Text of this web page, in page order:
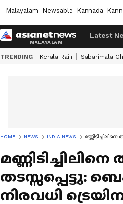
Malayalam Newsable Kannada
Latest
TRENDING : Kerala Rain Sabarimala
HOME NEWS INDIA NEWS
തടസ്സപ്പെട്ടു:
നിരവധി